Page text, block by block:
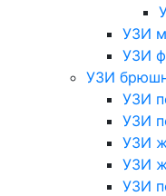
УЗИ
УЗИ
УЗИ
УЗИ
УЗИ
УЗИ
УЗИ
УЗИ